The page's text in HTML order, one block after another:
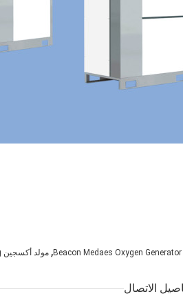
Beacon Medaes Oxygen Generator
, مولد أكسجين PSA 1480kg
الاتصال